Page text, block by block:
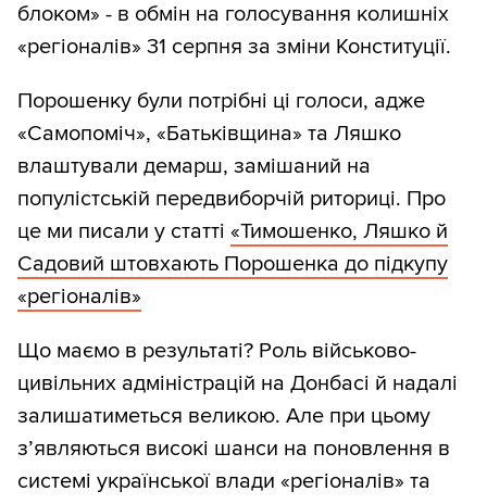
блоком» - в обмін на голосування колишніх
«регіоналів» 31 серпня за зміни Конституції.
Порошенку були потрібні ці голоси, адже
«Самопоміч», «Батьківщина» та Ляшко
влаштували демарш, замішаний на
популістській передвиборчій риториці. Про
це ми писали у статті «Тимошенко, Ляшко й
Садовий штовхають Порошенка до підкупу
«регіоналів»
Що маємо в результаті? Роль військово-
цивільних адміністрацій на Донбасі й надалі
залишатиметься великою. Але при цьому
з’являються високі шанси на поновлення в
системі української влади «регіоналів» та